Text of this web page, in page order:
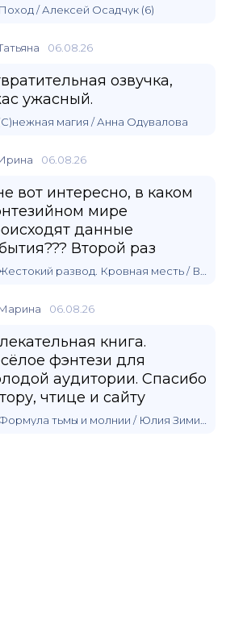
Поход / Алексей Осадчук (6)
06.08.26
озвучка,
ужасный.
магия / Анна Одувалова
06.08.26
вот интересно, в каком
мире
данные
Второй раз
развод. Кровная месть / Влада Одинцова
06.08.26
книга.
фэнтези для
аудитории. Спасибо
чтице и сайту
тьмы и молнии / Юлия Зимина (1)